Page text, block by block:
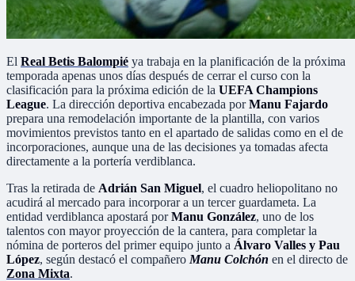
El Real Betis Balompié ya trabaja en la planificación de la próxima
temporada apenas unos días después de cerrar el curso con la
clasificación para la próxima edición de la UEFA Champions
League. La dirección deportiva encabezada porManu Fajardo
prepara una remodelación importante de la plantilla, con varios
movimientos previstos tanto en el apartado de salidas como en el de
incorporaciones, aunque una de las decisiones ya tomadas afecta
directamente a la portería verdiblanca.
Tras la retirada de Adrián San Miguel, el cuadro heliopolitano no
acudirá al mercado para incorporar a un tercer guardameta. La
entidad verdiblanca apostará porManu González, uno de los
talentos con mayor proyección de la cantera, para completar la
nómina de porteros del primer equipo junto a Álvaro Valles y Pau
López, según destacó el compañero Manu Colchón en el directo de
Zona Mixta.